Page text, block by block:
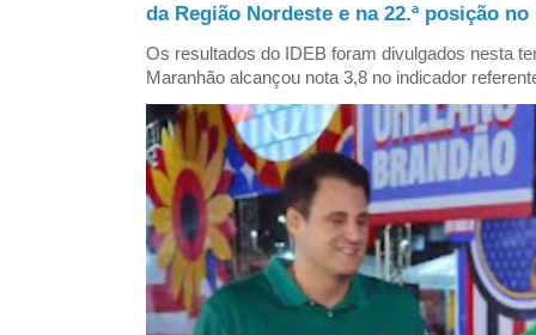
da Região Nordeste e na 22.ª posição
Os resultados do IDEB foram divulgados nesta
Maranhão alcançou nota 3,8 no indicador